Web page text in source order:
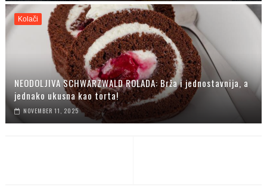
Kolači
NEODOLJIVA SCHWARZWALD ROLADA: Brža i jednostavnija, a
jednako ukusna kao torta!
NOVEMBER 11, 2025